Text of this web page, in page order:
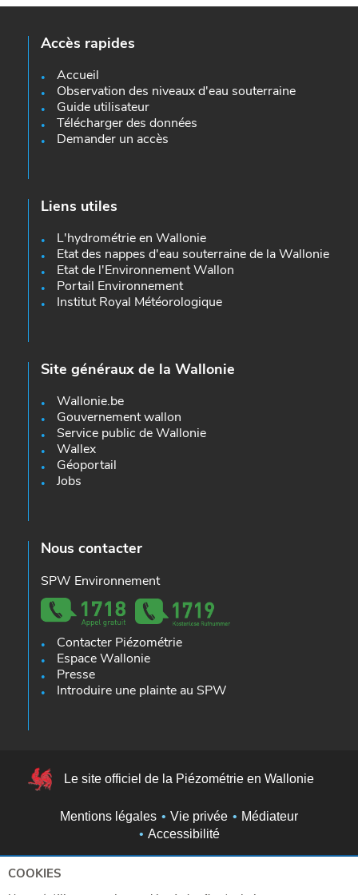
Accès rapides
Accueil
Observation des niveaux d'eau souterraine
Guide utilisateur
Télécharger des données
Demander un accès
Liens utiles
L'hydrométrie en Wallonie
Etat des nappes d'eau souterraine de la Wallonie
Etat de l'Environnement Wallon
Portail Environnement
Institut Royal Météorologique
Site généraux de la Wallonie
Wallonie.be
Gouvernement wallon
Service public de Wallonie
Wallex
Géoportail
Jobs
Nous contacter
SPW Environnement
Contacter Piézométrie
Espace Wallonie
Presse
Introduire une plainte au SPW
Le site officiel de la Piézométrie en Wallonie
Mentions légales Vie privée
Médiateur
Accessibilité
COOKIES